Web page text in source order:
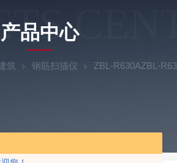
产品中心
筑 钢筋扫描仪 ZBL-R630AZBL-